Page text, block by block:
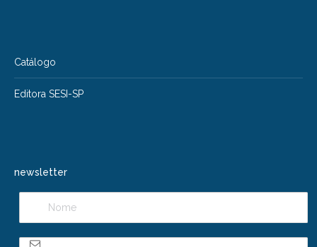
Catálogo
Editora SESI-SP
newsletter